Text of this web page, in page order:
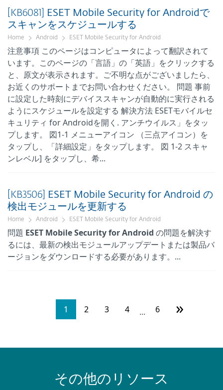
[KB6081] ESET Mobile Security for Android で
スキャンをスケジュールする
Home Android ESET Mobile Security for Android
注意事項 このページはコンピュータによって翻訳されて
います。このページの「言語」の「英語」をクリックする
と、原文が表示されます。ご不明な点がございましたら、
お近くのサポートまでお問い合わせください。 問題 事前
に設定した時刻にデバイススキャンが自動的に実行される
ようにスケジュールを設定する 解決方法 ESETモバイルセ
キュリティ for Androidを開く. アンチウイルス」をタッ
プします。 図1-1 メニューアイコン （三点アイコン）を
タップし、「詳細設定」をタップします。 図 1-2 スキャ
ンレベル] をタップし、希...
[KB3506] ESET Mobile Security for Android の
検出モジュールを更新する
Home Android ESET Mobile Security for Android
問題 ESET MobileSecurityforAndroid の問題を解決す
るには、最新の検出モジュールアップデートまたは製品バ
ージョンをダウンロードする必要があります。...
1 2 3 4 ... 6 »
その他のリソース